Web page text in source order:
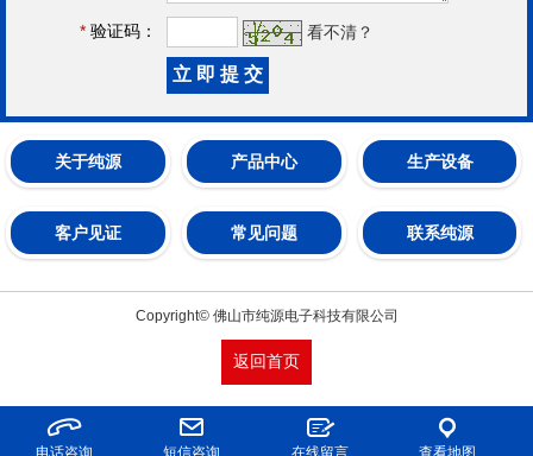
* 验证码： 看不清？
关于纯源 产品中心 生产设备
客户见证 常见问题 联系纯源
Copyright© 佛山市纯源电子科技有限公司
返回首页
电话咨询 短信咨询 在线留言 查看地图